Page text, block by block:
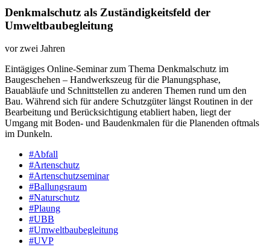
Denkmalschutz als Zuständigkeitsfeld der
Umweltbaubegleitung
vor zwei Jahren
Eintägiges Online-​Seminar zum Thema Denkmalschutz im
Baugeschehen – Handwerkszeug für die Planungsphase,
Bauabläufe und Schnittstellen zu anderen Themen rund um den
Bau. Während sich für andere Schutzgüter längst Routinen in der
Bearbeitung und Berücksichtigung etabliert haben, liegt der
Umgang mit Boden-​ und Baudenkmalen für die Planenden oftmals
im Dunkeln.
#Abfall
#Artenschutz
#Artenschutzseminar
#Ballungsraum
#Naturschutz
#Plaung
#UBB
#Umweltbaubegleitung
#UVP